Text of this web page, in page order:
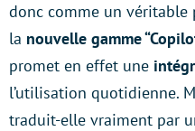
donc comme un
la nouvelle gamme
promet en effet une
l’utilisation quotidienne.
traduit-elle vraiment par